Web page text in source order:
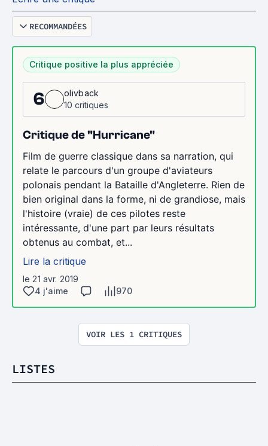
RECOMMANDÉES
Critique positive la plus appréciée
6
olivback
10 critiques
Critique de "Hurricane"
Film de guerre classique dans sa narration, qui
relate le parcours d'un groupe d'aviateurs
polonais pendant la Bataille d'Angleterre. Rien de
bien original dans la forme, ni de grandiose, mais
l'histoire (vraie) de ces pilotes reste
intéressante, d'une part par leurs résultats
obtenus au combat, et...
Lire la critique
le 21 avr. 2019
4 j'aime
970
VOIR LES 1 CRITIQUES
LISTES